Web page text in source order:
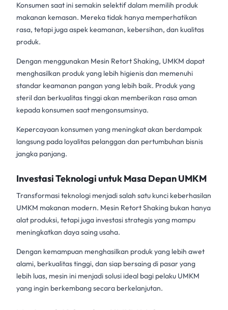
Konsumen saat ini semakin selektif dalam memilih produk
makanan kemasan. Mereka tidak hanya memperhatikan
rasa, tetapi juga aspek keamanan, kebersihan, dan kualitas
produk.
Dengan menggunakan Mesin Retort Shaking, UMKM dapat
menghasilkan produk yang lebih higienis dan memenuhi
standar keamanan pangan yang lebih baik. Produk yang
steril dan berkualitas tinggi akan memberikan rasa aman
kepada konsumen saat mengonsumsinya.
Kepercayaan konsumen yang meningkat akan berdampak
langsung pada loyalitas pelanggan dan pertumbuhan bisnis
jangka panjang.
Investasi Teknologi untuk Masa Depan UMKM
Transformasi teknologi menjadi salah satu kunci keberhasilan
UMKM makanan modern. Mesin Retort Shaking bukan hanya
alat produksi, tetapi juga investasi strategis yang mampu
meningkatkan daya saing usaha.
Dengan kemampuan menghasilkan produk yang lebih awet
alami, berkualitas tinggi, dan siap bersaing di pasar yang
lebih luas, mesin ini menjadi solusi ideal bagi pelaku UMKM
yang ingin berkembang secara berkelanjutan.